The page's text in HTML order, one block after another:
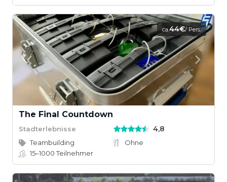
ca.44€/ Pers.
The Final Countdown
Stadterlebnisse 4,8
Teambuilding
Ohne
15–1000Teilnehmer